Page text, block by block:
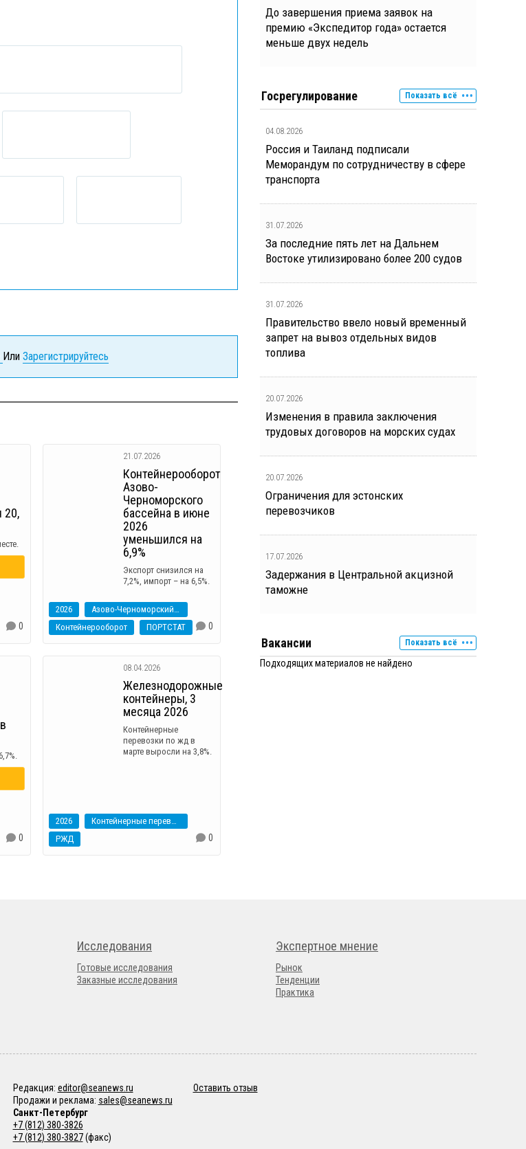
Или Зарегистрируйтесь
20,
0
21.07.2026
Контейнерооборот
Азово-
Черноморского
бассейна в июне
2026
уменьшился на
6,9%
Экспорт снизился на
7,2%, импорт – на 6,5%.
2026
Азово-Черноморский бассейн
Контейнерооборот
ПОРТСТАТ 0
0
08.04.2026
Железнодорожные
контейнеры, 3
месяца 2026
Контейнерные
перевозки по жд в
марте выросли на 3,8%.
2026
Контейнерные перевозки
РЖД
0
До завершения приема заявок на
премию «Экспедитор года» остается
меньше двух недель
Госрегулирование Показать всё
04.08.2026
Россия и Таиланд подписали
Меморандум по сотрудничеству в сфере
транспорта
31.07.2026
За последние пять лет на Дальнем
Востоке утилизировано более 200 судов
31.07.2026
Правительство ввело новый временный
запрет на вывоз отдельных видов
топлива
20.07.2026
Изменения в правила заключения
трудовых договоров на морских судах
20.07.2026
Ограничения для эстонских
перевозчиков
17.07.2026
Задержания в Центральной акцизной
таможне
Вакансии Показать всё
Подходящих материалов не найдено
Исследования
Готовые исследования
Заказные исследования
Экспертное мнение
Рынок
Тенденции
Практика
Редакция: editor@seanews.ru
Продажи и реклама: sales@seanews.ru
Санкт-Петербург
+7 (812) 380-3826
+7 (812) 380-3827(факс)
Оставить отзыв